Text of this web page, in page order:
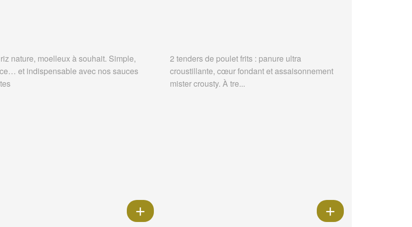
nature, moelleux à souhait. Simple,
et indispensable avec nos sauces
2 tenders de poulet frits : panure ultra
croustillante, cœur fondant et assaisonnement
mister crousty. À tre...